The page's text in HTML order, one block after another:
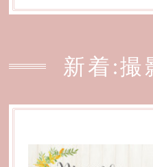
新着:撮